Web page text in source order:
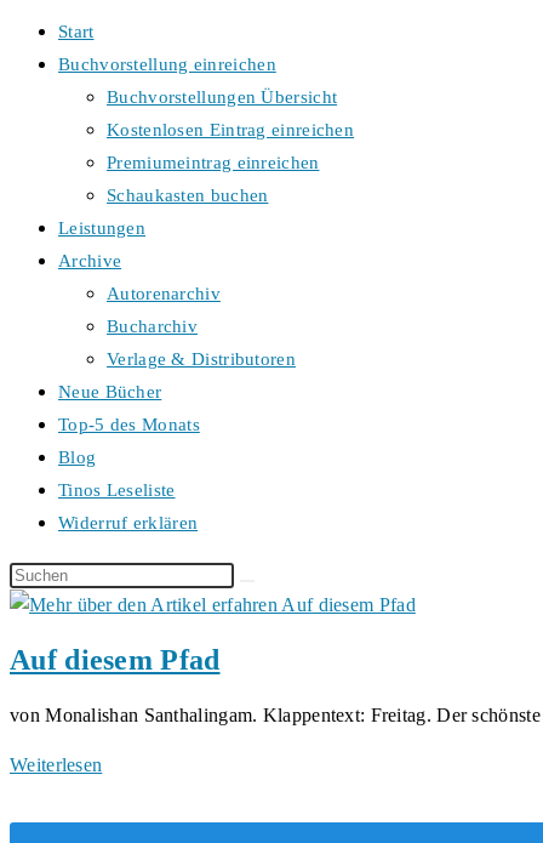
Start
Buchvorstellung einreichen
Buchvorstellungen Übersicht
Kostenlosen Eintrag einreichen
Premiumeintrag einreichen
Schaukasten buchen
Leistungen
Archive
Autorenarchiv
Bucharchiv
Verlage & Distributoren
Neue Bücher
Top-5 des Monats
Blog
Tinos Leseliste
Widerruf erklären
Diese
Website
Auf diesem Pfad
von Monalishan Santhalingam. Klappentext: Freitag. Der
Weiterlesen
Pfad